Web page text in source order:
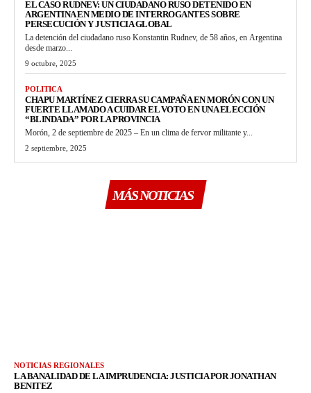
EL CASO RUDNEV: UN CIUDADANO RUSO DETENIDO EN
ARGENTINA EN MEDIO DE INTERROGANTES SOBRE
PERSECUCIÓN Y JUSTICIA GLOBAL
La detención del ciudadano ruso Konstantin Rudnev, de 58 años, en Argentina
desde marzo...
9 octubre, 2025
POLITICA
CHAPU MARTÍNEZ CIERRA SU CAMPAÑA EN MORÓN CON UN
FUERTE LLAMADO A CUIDAR EL VOTO EN UNA ELECCIÓN
“BLINDADA” POR LA PROVINCIA
Morón, 2 de septiembre de 2025 – En un clima de fervor militante y...
2 septiembre, 2025
MÁS NOTICIAS
NOTICIAS REGIONALES
LA BANALIDAD DE LA IMPRUDENCIA: JUSTICIA POR JONATHAN
BENITEZ